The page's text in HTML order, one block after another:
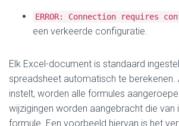
ERROR: Connection requires
een verkeerde configuratie.
Elk Excel-document is standaard
spreadsheet automatisch te berekenen.
instelt, worden alle formules
wijzigingen worden aangebracht die van
formule. Een voorbeeld hiervan is het